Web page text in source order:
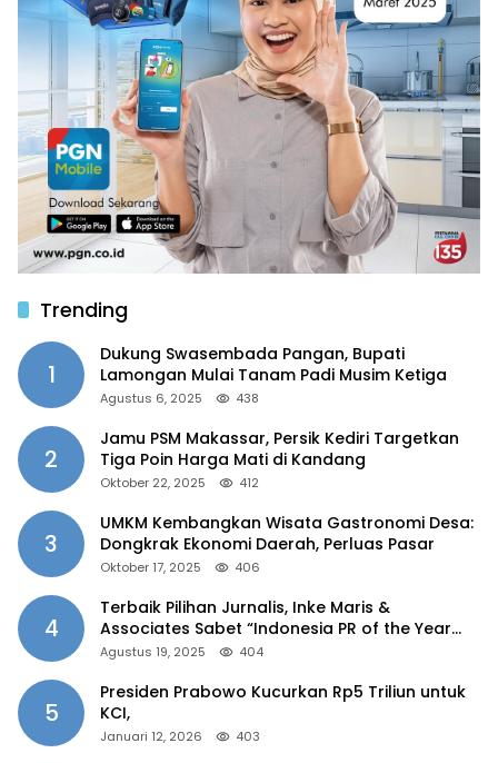
Trending
1
Dukung Swasembada Pangan, Bupati
Lamongan Mulai Tanam Padi Musim Ketiga
Agustus 6, 2025 438
2
Jamu PSM Makassar, Persik Kediri Targetkan
Tiga Poin Harga Mati di Kandang
Oktober 22, 2025 412
3
UMKM Kembangkan Wisata Gastronomi Desa:
Dongkrak Ekonomi Daerah, Perluas Pasar
Oktober 17, 2025 406
4
Terbaik Pilihan Jurnalis, Inke Maris &
Associates Sabet “Indonesia PR of the Year
2025”
Agustus 19, 2025 404
5
Presiden Prabowo Kucurkan Rp5 Triliun untuk
KCI,
Januari 12, 2026 403